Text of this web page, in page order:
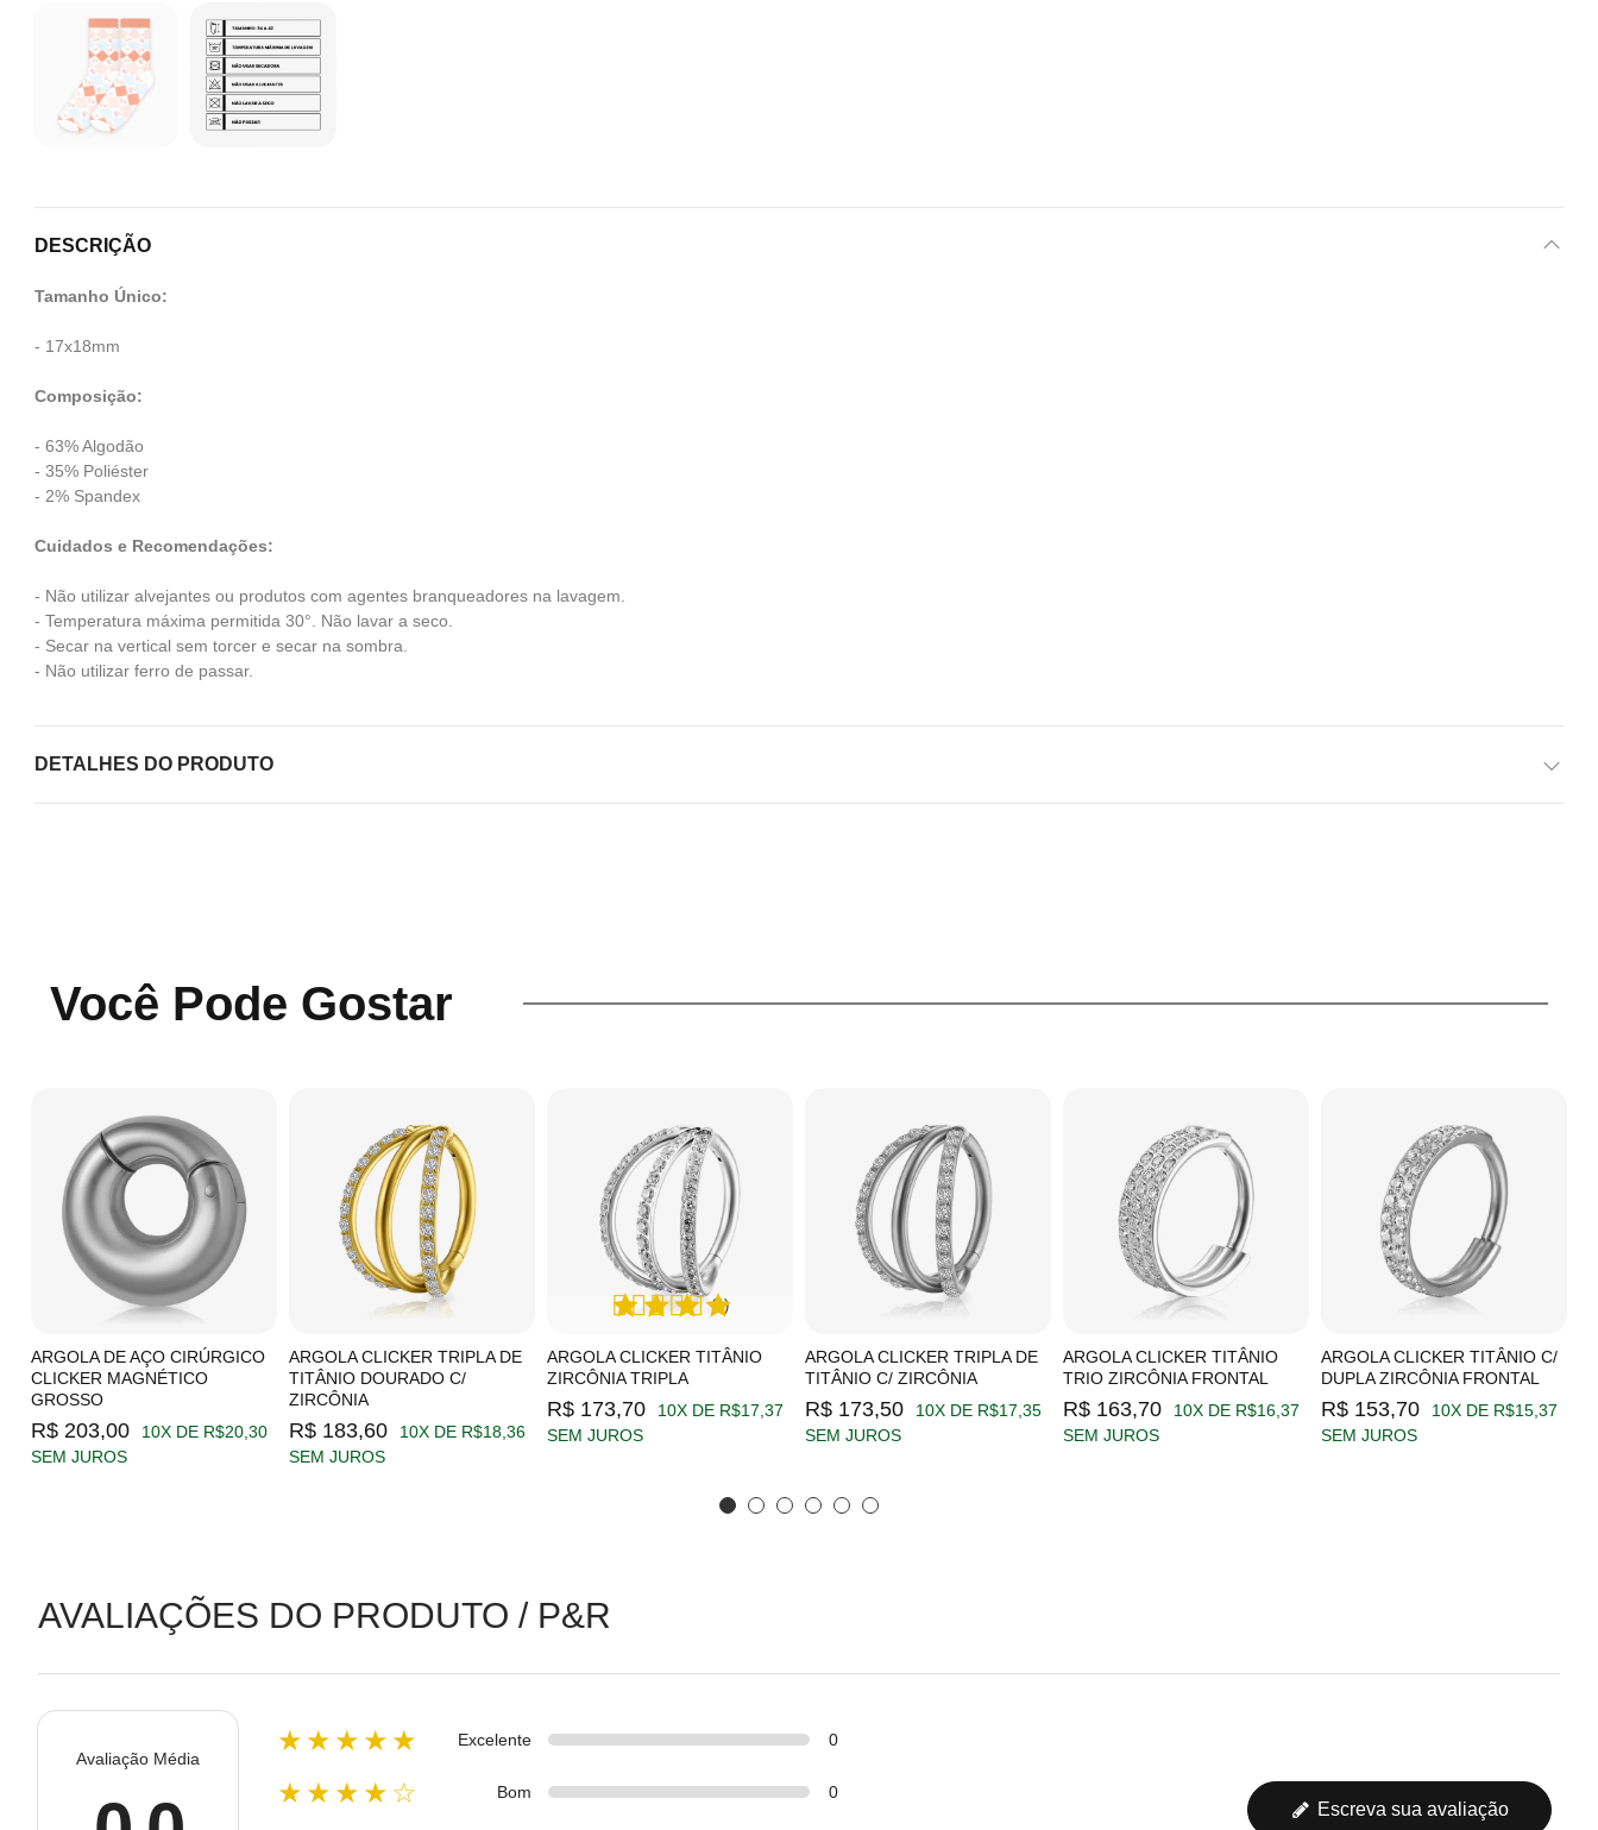
DESCRIÇÃO
Tamanho Único:
- 17x18mm
Composição:
- 63% Algodão
- 35% Poliéster
- 2% Spandex
Cuidados e Recomendações:
- Não utilizar alvejantes ou produtos com agentes branqueadores na lavagem.
- Temperatura máxima permitida 30°. Não lavar a seco.
- Secar na vertical sem torcer e secar na sombra.
- Não utilizar ferro de passar.
DETALHES DO PRODUTO
Você Pode Gostar
ARGOLA DE AÇO CIRÚRGICO
CLICKER MAGNÉTICO
GROSSO
R$ 203,00
10X DE R$20,30
SEM JUROS
ARGOLA CLICKER TRIPLA DE
TITÂNIO DOURADO C/
ZIRCÔNIA
R$ 183,60
10X DE R$18,36
SEM JUROS
ARGOLA CLICKER TITÂNIO
ZIRCÔNIA TRIPLA
(1)
R$ 173,70
10X DE R$17,37
SEM JUROS
ARGOLA CLICKER TRIPLA DE
TITÂNIO C/ ZIRCÔNIA
R$ 173,50
10X DE R$17,35
SEM JUROS
ARGOLA CLICKER TITÂNIO
TRIO ZIRCÔNIA FRONTAL
R$ 163,70
10X DE R$16,37
SEM JUROS
ARGOLA CLICKER TITÂNIO C/
DUPLA ZIRCÔNIA FRONTAL
R$ 153,70
10X DE R$15,37
SEM JUROS
AVALIAÇÕES DO PRODUTO / P&R
Avaliação Média
★★★★★ Excelente 0
★★★★☆ Bom 0
Escreva sua avaliação